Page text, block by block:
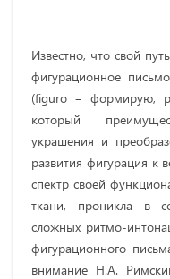
Известно, что свой
фигурационное
(figuro ‒ формирую,
который
украшения и
развития фигурация к
спектр своей
ткани, проникла в
сложных ритмо-
фигурационного
внимание Н.А.